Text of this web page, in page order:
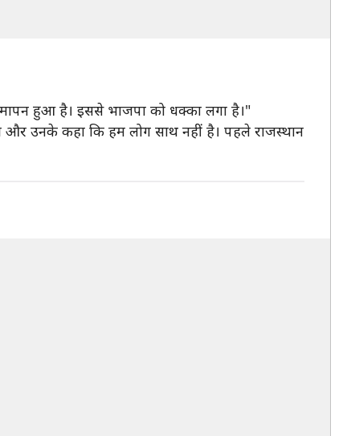
हुआ है। इससे भाजपा को धक्का लगा है।"
और उनके कहा कि हम लोग साथ नहीं है। पहले राजस्थान